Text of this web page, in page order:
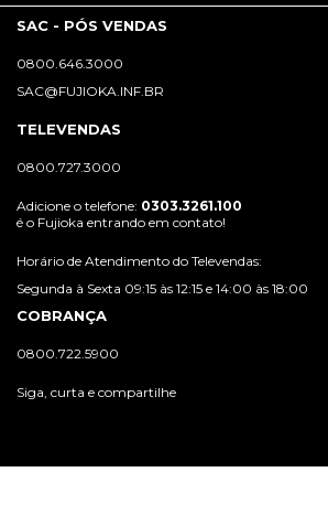
SAC - PÓS VENDAS
0800.646.3000
SAC@FUJIOKA.INF.BR
TELEVENDAS
0800.727.3000
Adicione o telefone: 0303.3261.100
é o Fujioka entrando em contato!
Horário de Atendimento do Televendas:
Segunda à Sexta 09:15 às 12:15 e 14:00 às 18:00
COBRANÇA
0800.722.5900
Siga, curta e compartilhe